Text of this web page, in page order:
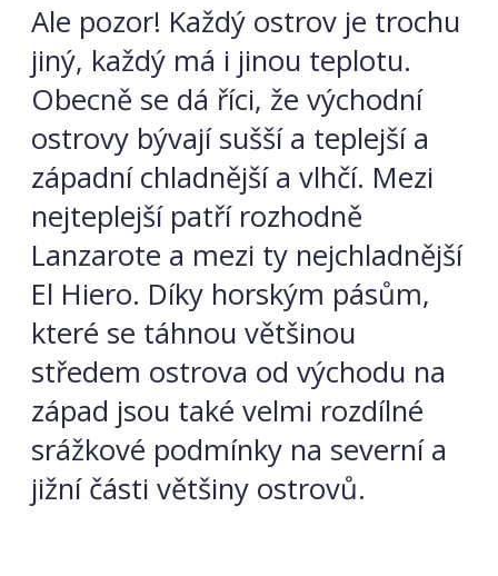
Ale pozor! Každý ostrov je trochu
jiný, každý má i jinou teplotu.
Obecně se dá říci, že východní
ostrovy bývají sušší a teplejší a
západní chladnější a vlhčí. Mezi
nejteplejší patří rozhodně
Lanzarote a mezi ty nejchladnější
El Hiero. Díky horským pásům,
které se táhnou většinou
středem ostrova od východu na
západ jsou také velmi rozdílné
srážkové podmínky na severní a
jižní části většiny ostrovů.